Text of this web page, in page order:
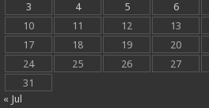
3
4 5 6
10
11 12 13
17
18 19 20
24
25 26 27
31
« Jul